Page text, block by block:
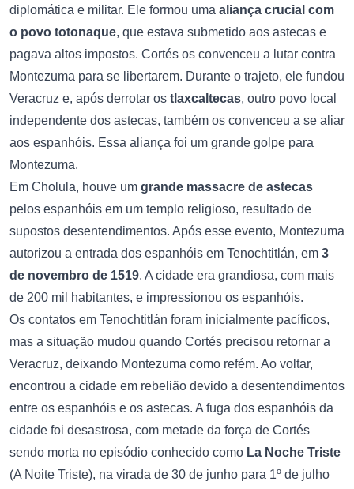
diplomática e militar. Ele formou uma aliança crucial com
o povo totonaque, que estava submetido aos astecas e
pagava altos impostos. Cortés os convenceu a lutar contra
Montezuma para se libertarem. Durante o trajeto, ele fundou
Veracruz e, após derrotar os tlaxcaltecas, outro povo local
independente dos astecas, também os convenceu a se aliar
aos espanhóis. Essa aliança foi um grande golpe para
Montezuma.
Em Cholula, houve um grande massacre de astecas
pelos espanhóis em um templo religioso, resultado de
supostos desentendimentos. Após esse evento, Montezuma
autorizou a entrada dos espanhóis em Tenochtitlán, em 3
de novembro de 1519. A cidade era grandiosa, com mais
de 200 mil habitantes, e impressionou os espanhóis.
Os contatos em Tenochtitlán foram inicialmente pacíficos,
mas a situação mudou quando Cortés precisou retornar a
Veracruz, deixando Montezuma como refém. Ao voltar,
encontrou a cidade em rebelião devido a desentendimentos
entre os espanhóis e os astecas. A fuga dos espanhóis da
cidade foi desastrosa, com metade da força de Cortés
sendo morta no episódio conhecido como La Noche Triste
(A Noite Triste), na virada de 30 de junho para 1º de julho